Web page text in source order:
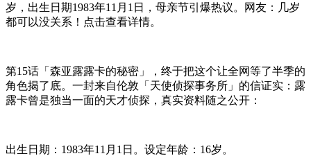
岁，出生日期1983年11月1日，母亲节引爆热议。网友：几岁
都可以没关系！点击查看详情。
第15话「森亚露露卡的秘密」，终于把这个让全网等了半季的
角色揭了底。一封来自伦敦「天使侦探事务所」的信证实：露
露卡曾是独当一面的天才侦探，真实资料随之公开：
出生日期：1983年11月1日。设定年龄：16岁。